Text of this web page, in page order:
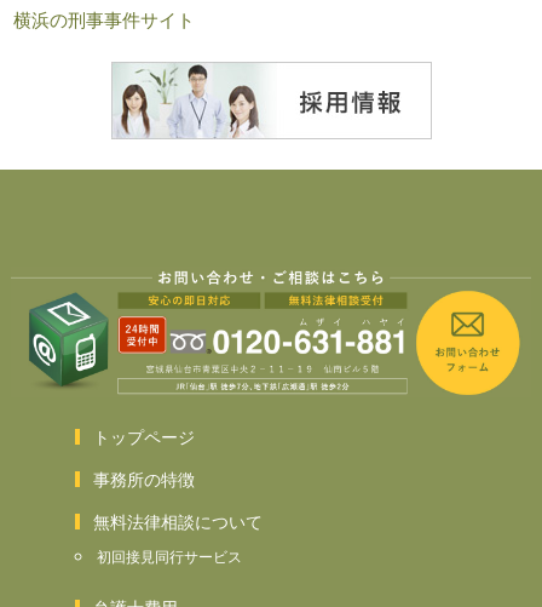
横浜の刑事事件サイト
トップページ
事務所の特徴
無料法律相談について
初回接見同行サービス